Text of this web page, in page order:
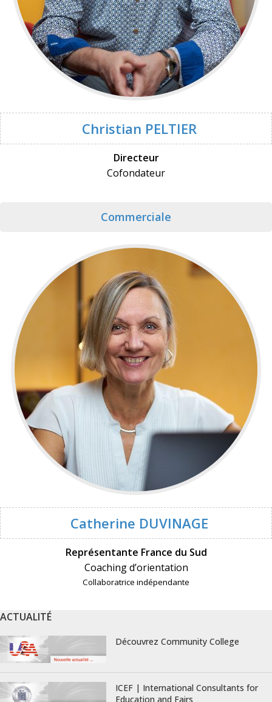
Christian PELTIER
Directeur
Cofondateur
Commerciale
Catherine DUVINAGE
Représentante France du Sud
Coaching d’orientation
Collaboratrice indépendante
ACTUALITÉ
Découvrez Community College
ICEF | International Consultants for
Education and Fairs